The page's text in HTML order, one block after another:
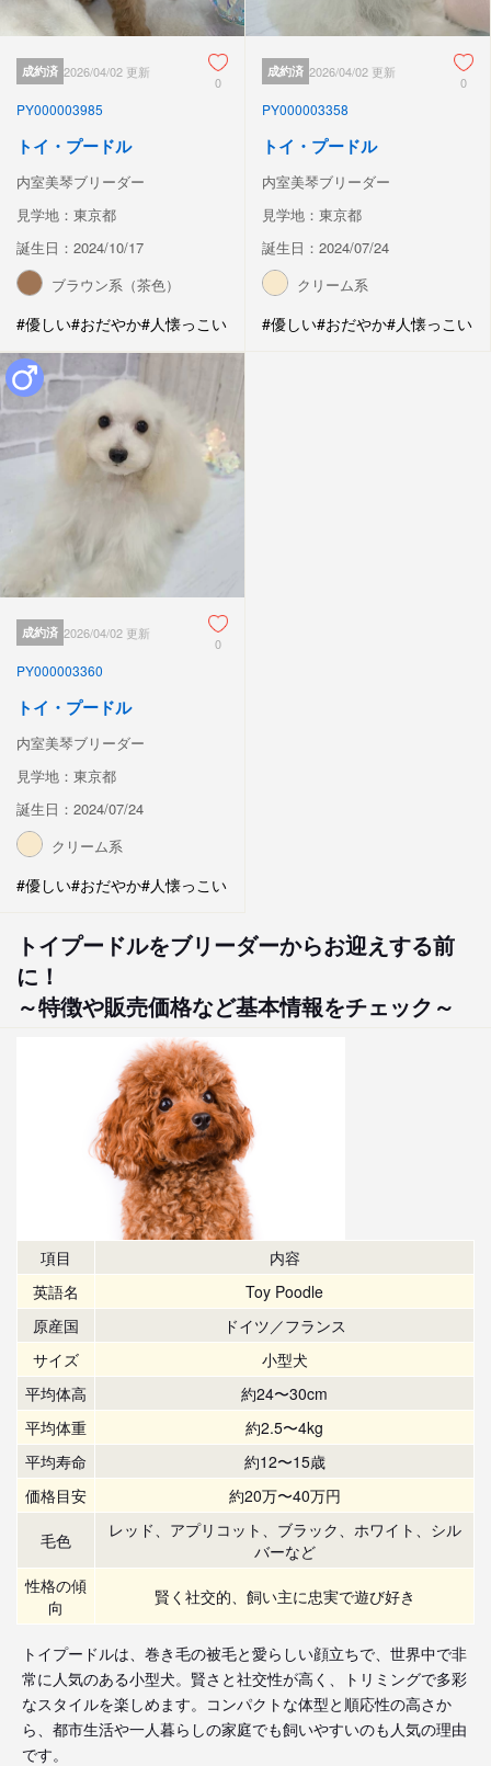
成約済 2026/04/02 更新
0
PY000003985
トイ・プードル
内室美琴ブリーダー
見学地：東京都
誕生日：2024/10/17
ブラウン系（茶色）
#優しい#おだやか#人懐っこい
成約済 2026/04/02 更新
0
PY000003358
トイ・プードル
内室美琴ブリーダー
見学地：東京都
誕生日：2024/07/24
クリーム系
#優しい#おだやか#人懐っこい
成約済 2026/04/02 更新
0
PY000003360
トイ・プードル
内室美琴ブリーダー
見学地：東京都
誕生日：2024/07/24
クリーム系
#優しい#おだやか#人懐っこい
トイプードルをブリーダーからお迎えする前
に！
～特徴や販売価格など基本情報をチェック～
項目
内容
英語名
Toy Poodle
原産国
ドイツ／フランス
サイズ
小型犬
平均体高
約24〜30cm
平均体重
約2.5〜4kg
平均寿命
約12〜15歳
価格目安
約20万〜40万円
毛色
レッド、アプリコット、ブラック、ホワイト、シル
バーなど
性格の傾
向
賢く社交的、飼い主に忠実で遊び好き
トイプードルは、巻き毛の被毛と愛らしい顔立ちで、世界中で非
常に人気のある小型犬。賢さと社交性が高く、トリミングで多彩
なスタイルを楽しめます。コンパクトな体型と順応性の高さか
ら、都市生活や一人暮らしの家庭でも飼いやすいのも人気の理由
です。